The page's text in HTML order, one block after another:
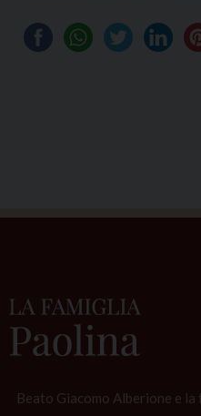
Beato Giacomo Alberione e